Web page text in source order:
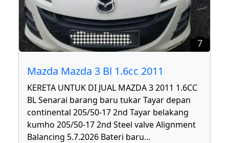
7
Mazda Mazda 3 Bl 1.6cc 2011
KERETA UNTUK DI JUAL MAZDA 3 2011 1.6CC
BL Senarai barang baru tukar Tayar depan
continental 205/50-17 2nd Tayar belakang
kumho 205/50-17 2nd Steel valve Alignment
Balancing 5.7.2026 Bateri baru...